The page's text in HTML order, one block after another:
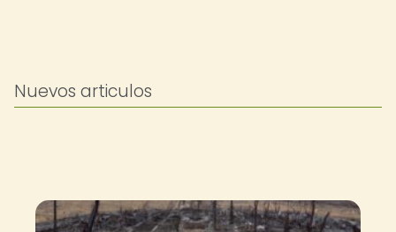
Nuevos articulos